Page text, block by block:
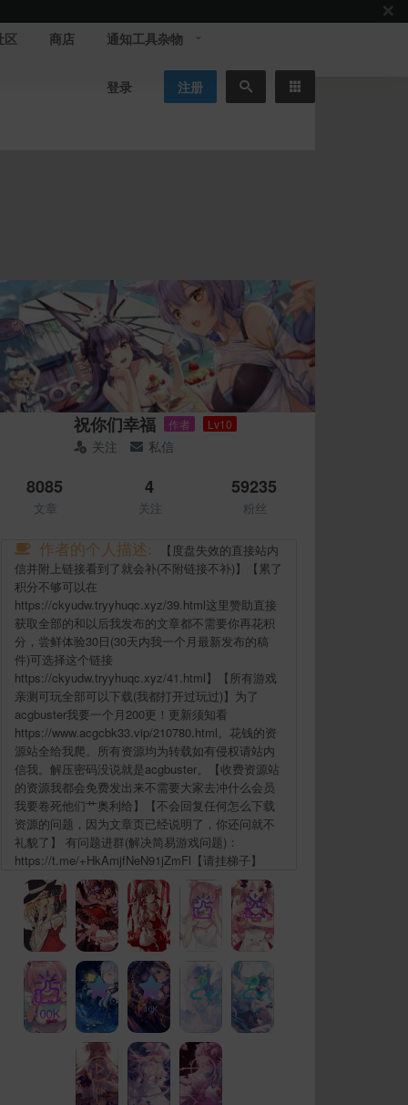
区 商店 通知工具杂物
登录 注册
祝你们幸福 作者 Lv10
关注 私信
8085
文章
4
关注
59235
粉丝
作者的个人描述:
【度盘失效的直接站内
信并附上链接看到了就会补(不附链接不补)】【累了
积分不够可以在
https://ckyudw.tryyhuqc.xyz/39.html这里赞助直接
获取全部的和以后我发布的文章都不需要你再花积
分，尝鲜体验30日(30天内我一个月最新发布的稿
件)可选择这个链接
https://ckyudw.tryyhuqc.xyz/41.html】【所有游戏
亲测可玩全部可以下载(我都打开过玩过)】为了
acgbuster我要一个月200更！更新须知看
https://www.acgcbk33.vip/210780.html。花钱的资
源站全给我爬。所有资源均为转载如有侵权请站内
信我。解压密码没说就是acgbuster。【收费资源站
的资源我都会免费发出来不需要大家去冲什么会员
我要卷死他们艹奥利给】【不会回复任何怎么下载
资源的问题，因为文章页已经说明了，你还问就不
礼貌了】 有问题进群(解决简易游戏问题)：
https://t.me/+HkAmjfNeN91jZmFl【请挂梯子】